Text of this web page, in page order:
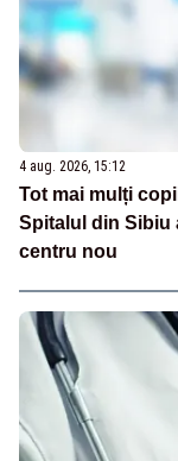
4 aug. 2026, 15:12
Tot mai mulți
Spitalul din Sibiu
centru nou